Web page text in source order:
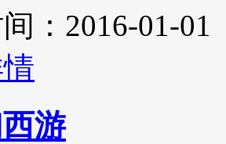
：2016-01-01
游